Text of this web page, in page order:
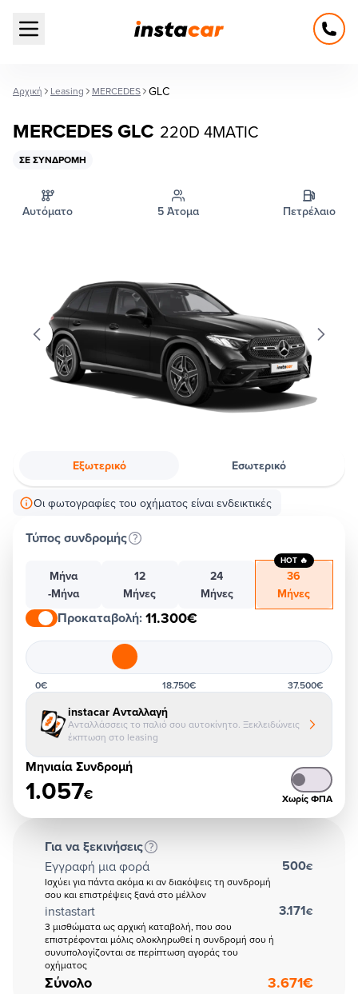
Open main menu
Αρχική Leasing MERCEDES GLC
MERCEDES GLC 220D 4MATIC
ΣΕ ΣΥΝΔΡΟΜΉ
Αυτόματο 5 Άτομα Πετρέλαιο
Εξωτερικό Εσωτερικό
Οι φωτογραφίες του οχήματος είναι ενδεικτικές
Τύπος συνδρομής
Μήνα
-Μήνα
12
Μήνες
24
Μήνες
36
Μήνες
HOT 🔥
Προκαταβολή:11.300€
0€ 18.750€ 37.500€
instacar Ανταλλαγή
Ανταλλάσσεις το παλιό σου αυτοκίνητο. Ξεκλειδώνεις
έκπτωση στο leasing
Μηνιαία Συνδρομή
1.057€ Χωρίς ΦΠΑ
Για να ξεκινήσεις
Εγγραφή μια φορά
Ισχύει για πάντα ακόμα κι αν διακόψεις τη συνδρομή
σου και επιστρέψεις ξανά στο μέλλον
500€
instastart
3 μισθώματα ως αρχική καταβολή, που σου
επιστρέφονται μόλις ολοκληρωθεί η συνδρομή σου ή
συνυπολογίζονται σε περίπτωση αγοράς του
οχήματος
3.171€
Σύνολο 3.671€